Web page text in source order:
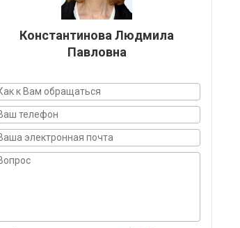
Константинова Людмила
Павловна